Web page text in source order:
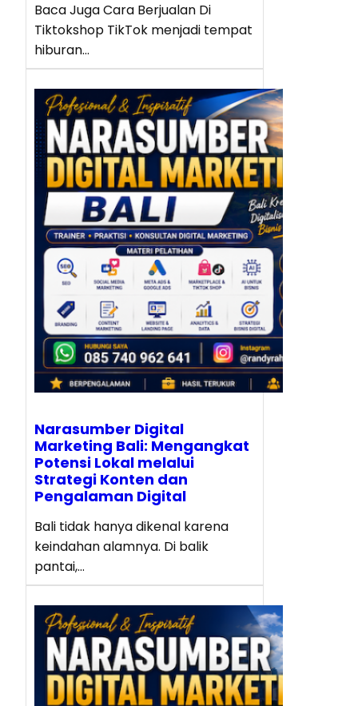
Baca Juga Cara Berjualan Di
Tiktokshop TikTok menjadi tempat
hiburan…
Narasumber Digital
Marketing Bali: Mengangkat
Potensi Lokal melalui
Strategi Konten dan
Pengalaman Digital
Bali tidak hanya dikenal karena
keindahan alamnya. Di balik
pantai,…